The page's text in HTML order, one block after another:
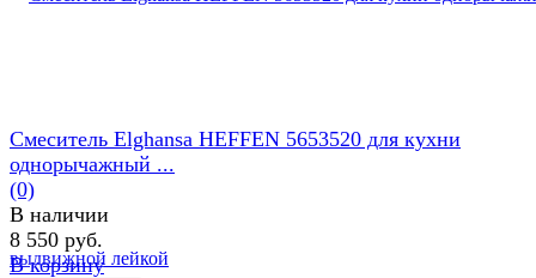
Смеситель Elghansa HEFFEN 5653520 для кухни
однорычажный ...
(0)
В наличии
8 550 руб.
В корзину